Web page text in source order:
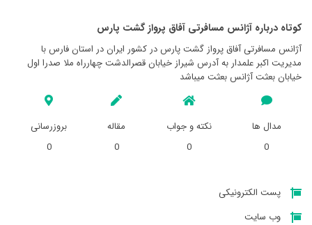
کوتاه درباره آژانس مسافرتی آفاق پرواز گشت پارس
آژانس مسافرتی آفاق پرواز گشت پارس در کشور ایران در استان فارس با
مدیریت اکبر علمدار به آدرس شیراز خیابان قصرالدشت چهارراه ملا صدرا اول
خیابان بعثت آژانس بعثت میباشد
مدال ها
0
نکته و جواب
0
مقاله
0
بروزرسانی
0
پست الکترونیکی
وب سایت